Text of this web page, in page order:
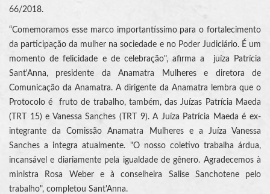
66/2018.
“Comemoramos esse marco importantíssimo para o fortalecimento
da participação da mulher na sociedade e no Poder Judiciário. É um
momento de felicidade e de celebração", afirma a juíza Patrícia
Sant'Anna, presidente da Anamatra Mulheres e diretora de
Comunicação da Anamatra. A dirigente da Anamatra lembra que o
Protocolo é fruto de trabalho, também, das Juízas Patrícia Maeda
(TRT 15) e Vanessa Sanches (TRT 9). A Juíza Patrícia Maeda é ex-
integrante da Comissão Anamatra Mulheres e a Juíza Vanessa
Sanches a integra atualmente. "O nosso coletivo trabalha árdua,
incansável e diariamente pela igualdade de gênero. Agradecemos à
ministra Rosa Weber e à conselheira Salise Sanchotene pelo
trabalho", completou Sant'Anna.